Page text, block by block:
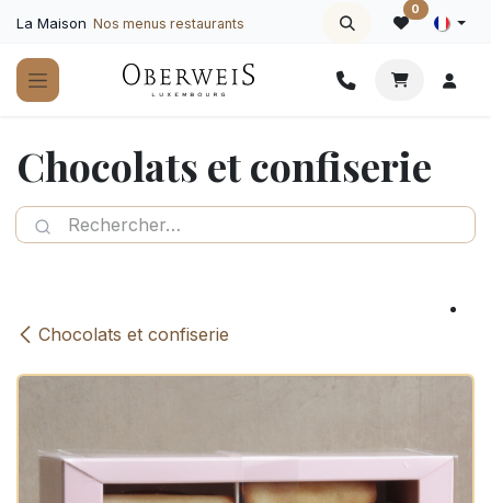
La Maison Nos menus restaurants
0
Chocolats et confiserie
Chocolats et confiserie